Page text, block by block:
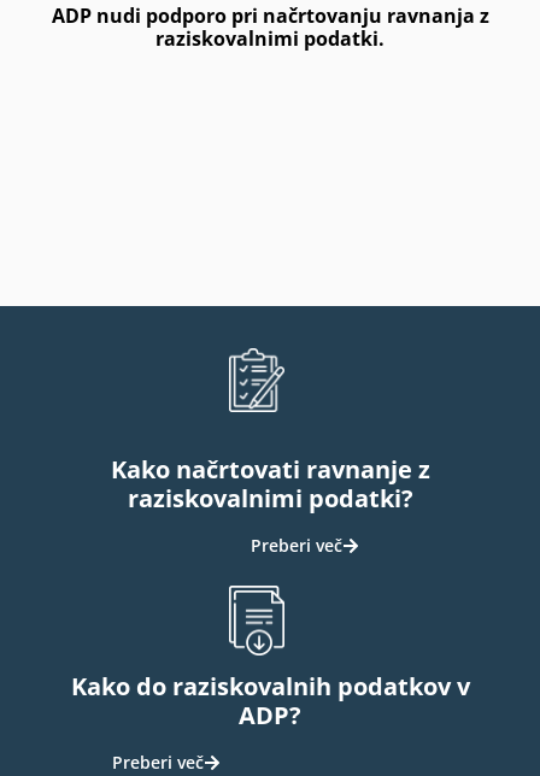
ADP nudi podporo pri načrtovanju ravnanja z
raziskovalnimi podatki.
Kako načrtovati ravnanje z
raziskovalnimi podatki?
Preberi več
Kako do raziskovalnih podatkov v
ADP?
Preberi več